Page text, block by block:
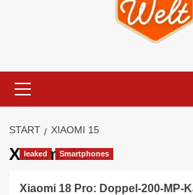
Menü
START XIAOMI 15
Xiaomi 15
leaked Smartphones
Xiaomi 18 Pro: Doppel-200-MP-